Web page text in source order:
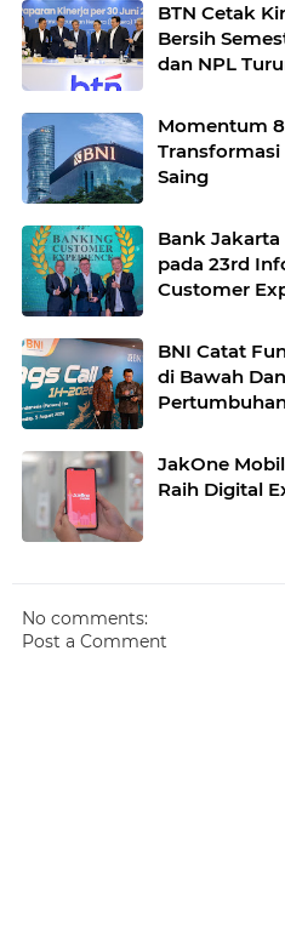
BTN Cetak
Bersih
dan NPL
Momentum
Transformasi
Saing
Bank Jakarta
pada 23rd
Customer
BNI Catat
di Bawah
JakOne
Raih Digital
No comments:
Post a Comment